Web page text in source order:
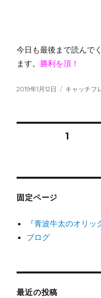
今日も最後まで読んで
ます。 勝利を頂！
投
2019年1月12日
カ
キャッチフ
の
ペ
ー
固定ページ1
固定ページ
『青波牛太のオリ
ブログ
最近の投稿